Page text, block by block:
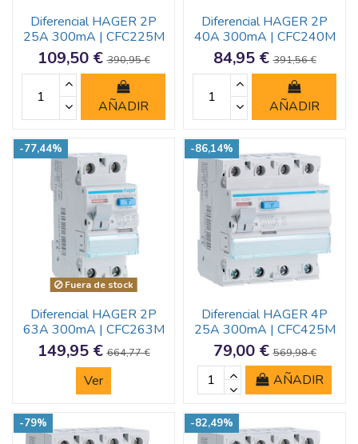
Diferencial HAGER 2P
25A 300mA | CFC225M
109,50 €390,95 €
AÑADIR
Diferencial HAGER 2P
40A 300mA | CFC240M
84,95 €391,56 €
AÑADIR
-77,44%
Fuera de stock
Diferencial HAGER 2P
63A 300mA | CFC263M
149,95 €664,77 €
Ver
-86,14%
Diferencial HAGER 4P
25A 300mA | CFC425M
79,00 €569,98 €
AÑADIR
-79% -82,49%